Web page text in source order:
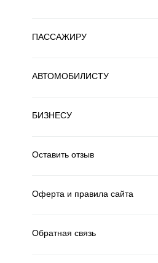
ПАССАЖИРУ
АВТОМОБИЛИСТУ
БИЗНЕСУ
Оставить отзыв
Оферта и правила сайта
Обратная связь